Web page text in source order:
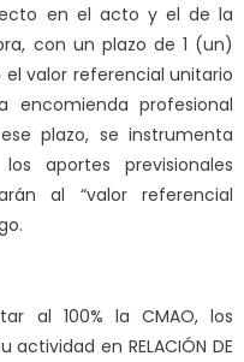
en el acto y el de la
, con un plazo de 1 (un)
valor referencial unitario
profesional
plazo, se instrumenta
aportes previsionales
al “valor referencial
al 100% la CMAO, los
actividad enRELACIÓN DE